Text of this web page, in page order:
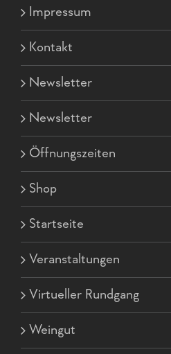
Impressum
Kontakt
Newsletter
Newsletter
Öffnungszeiten
Shop
Startseite
Veranstaltungen
Virtueller Rundgang
Weingut